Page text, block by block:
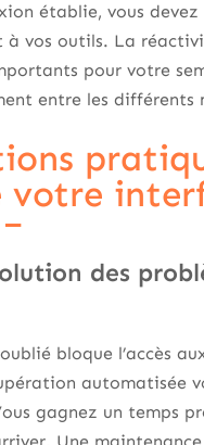
établie, vous
à vos outils. La
pour votre
entre les
votre
des
bloque l’accès
automatisée
gagnez un temps